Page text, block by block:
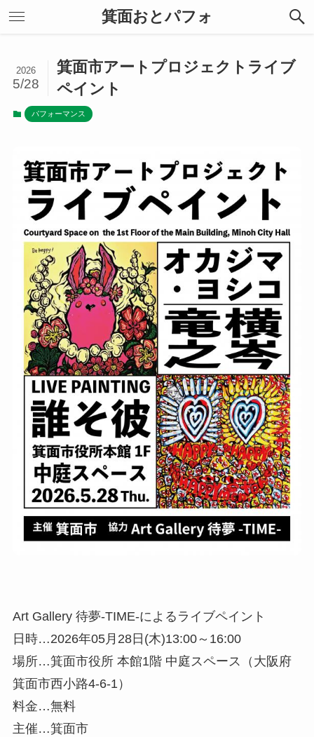
箕面おとパフォ
箕面市アートプロジェクトライブ
ペイント
2026
5/28
パフォーマンス
Art Gallery 待夢-TIME-によるライブペイント
日時…2026年05月28日(木)13:00～16:00
場所…箕面市役所 本館1階 中庭スペース（大阪府
箕面市西小路4-6-1）
料金…無料
主催…箕面市